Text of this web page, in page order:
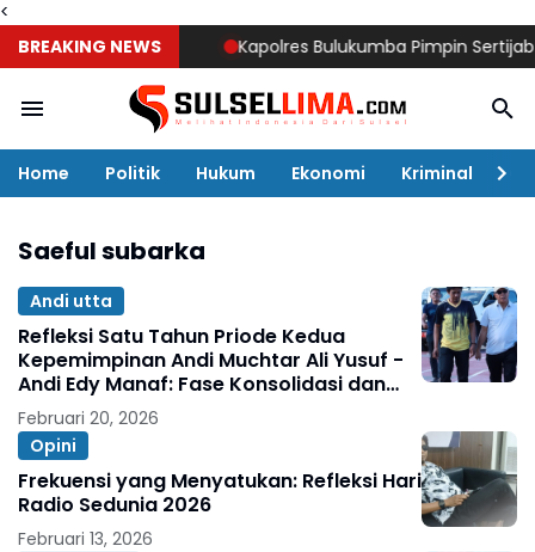
<
BREAKING NEWS
Kapolres Bulukumba Pimpin Sertijab
Home Politik Hukum Ekonomi Kriminal
Saeful subarka
Andi utta
Refleksi Satu Tahun Priode Kedua
Kepemimpinan Andi Muchtar Ali Yusuf -
Andi Edy Manaf: Fase Konsolidasi dan
Penguatan Fondasi Pembangunan
Bulukumba 2025-2030
Februari 20, 2026
Opini
Frekuensi yang Menyatukan: Refleksi Hari
Radio Sedunia 2026
Februari 13, 2026